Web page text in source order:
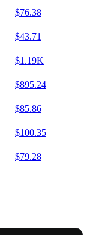
$76.38
$43.71
$1.19K
$895.24
$85.86
$100.35
$79.28